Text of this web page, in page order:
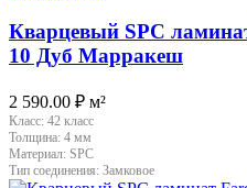
Кварцевый SPC
10 Дуб Марракеш
2 590.00 ₽ м²
Класс: 42 класс
Толщина: 4 мм
Материал: SPC
Тип соединения: Замковое